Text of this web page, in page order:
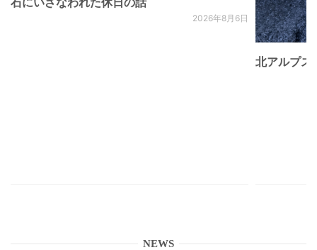
2026年8月6日
北アルプ
NEWS